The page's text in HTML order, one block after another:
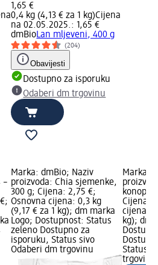
1,65 €
0,4 kg (4,13 € za 1 kg)Cijena
na 02.05.2025.: 1,65 €
dmBioLan mljeveni, 400 g
(204)
Obavijesti
Dostupno za isporuku
Odaberi dm trgovinu
–
Marka: dmBio; Naziv
proizvoda: Chia sjemenke,
300 g; Cijena: 2,75 €;
Osnovna cijena: 0,3 kg
(9,17 € za 1 kg); dm marka
Logo; Dostupnost: Status
zeleno Dostupno za
isporuku, Status sivo
Odaberi dm trgovinu
Marka:
Cijena:
cijena:
kg); dm
Status
trgovinu